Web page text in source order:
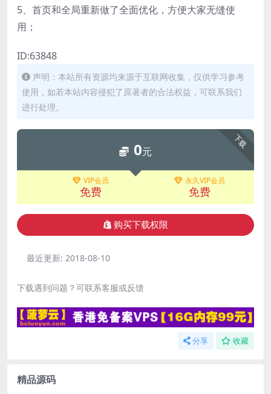
5、首页和全局重新做了全面优化，方便大家无缝使
用；
ID:63848
声明：本站所有资源均来源于互联网收集，仅供学习参考
使用，如若本站内容侵犯了原著者的合法权益，可联系我们
进行处理。
下载
0元
VIP会员
免费
永久VIP会员
免费
购买下载权限
最近更新: 2018-08-10
下载遇到问题？可联系客服或反馈
分享 收藏
精品源码